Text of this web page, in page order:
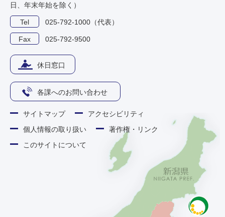
日、年末年始を除く）
Tel 025-792-1000（代表）
Fax 025-792-9500
休日窓口
各課へのお問い合わせ
サイトマップ
アクセシビリティ
個人情報の取り扱い
著作権・リンク
このサイトについて